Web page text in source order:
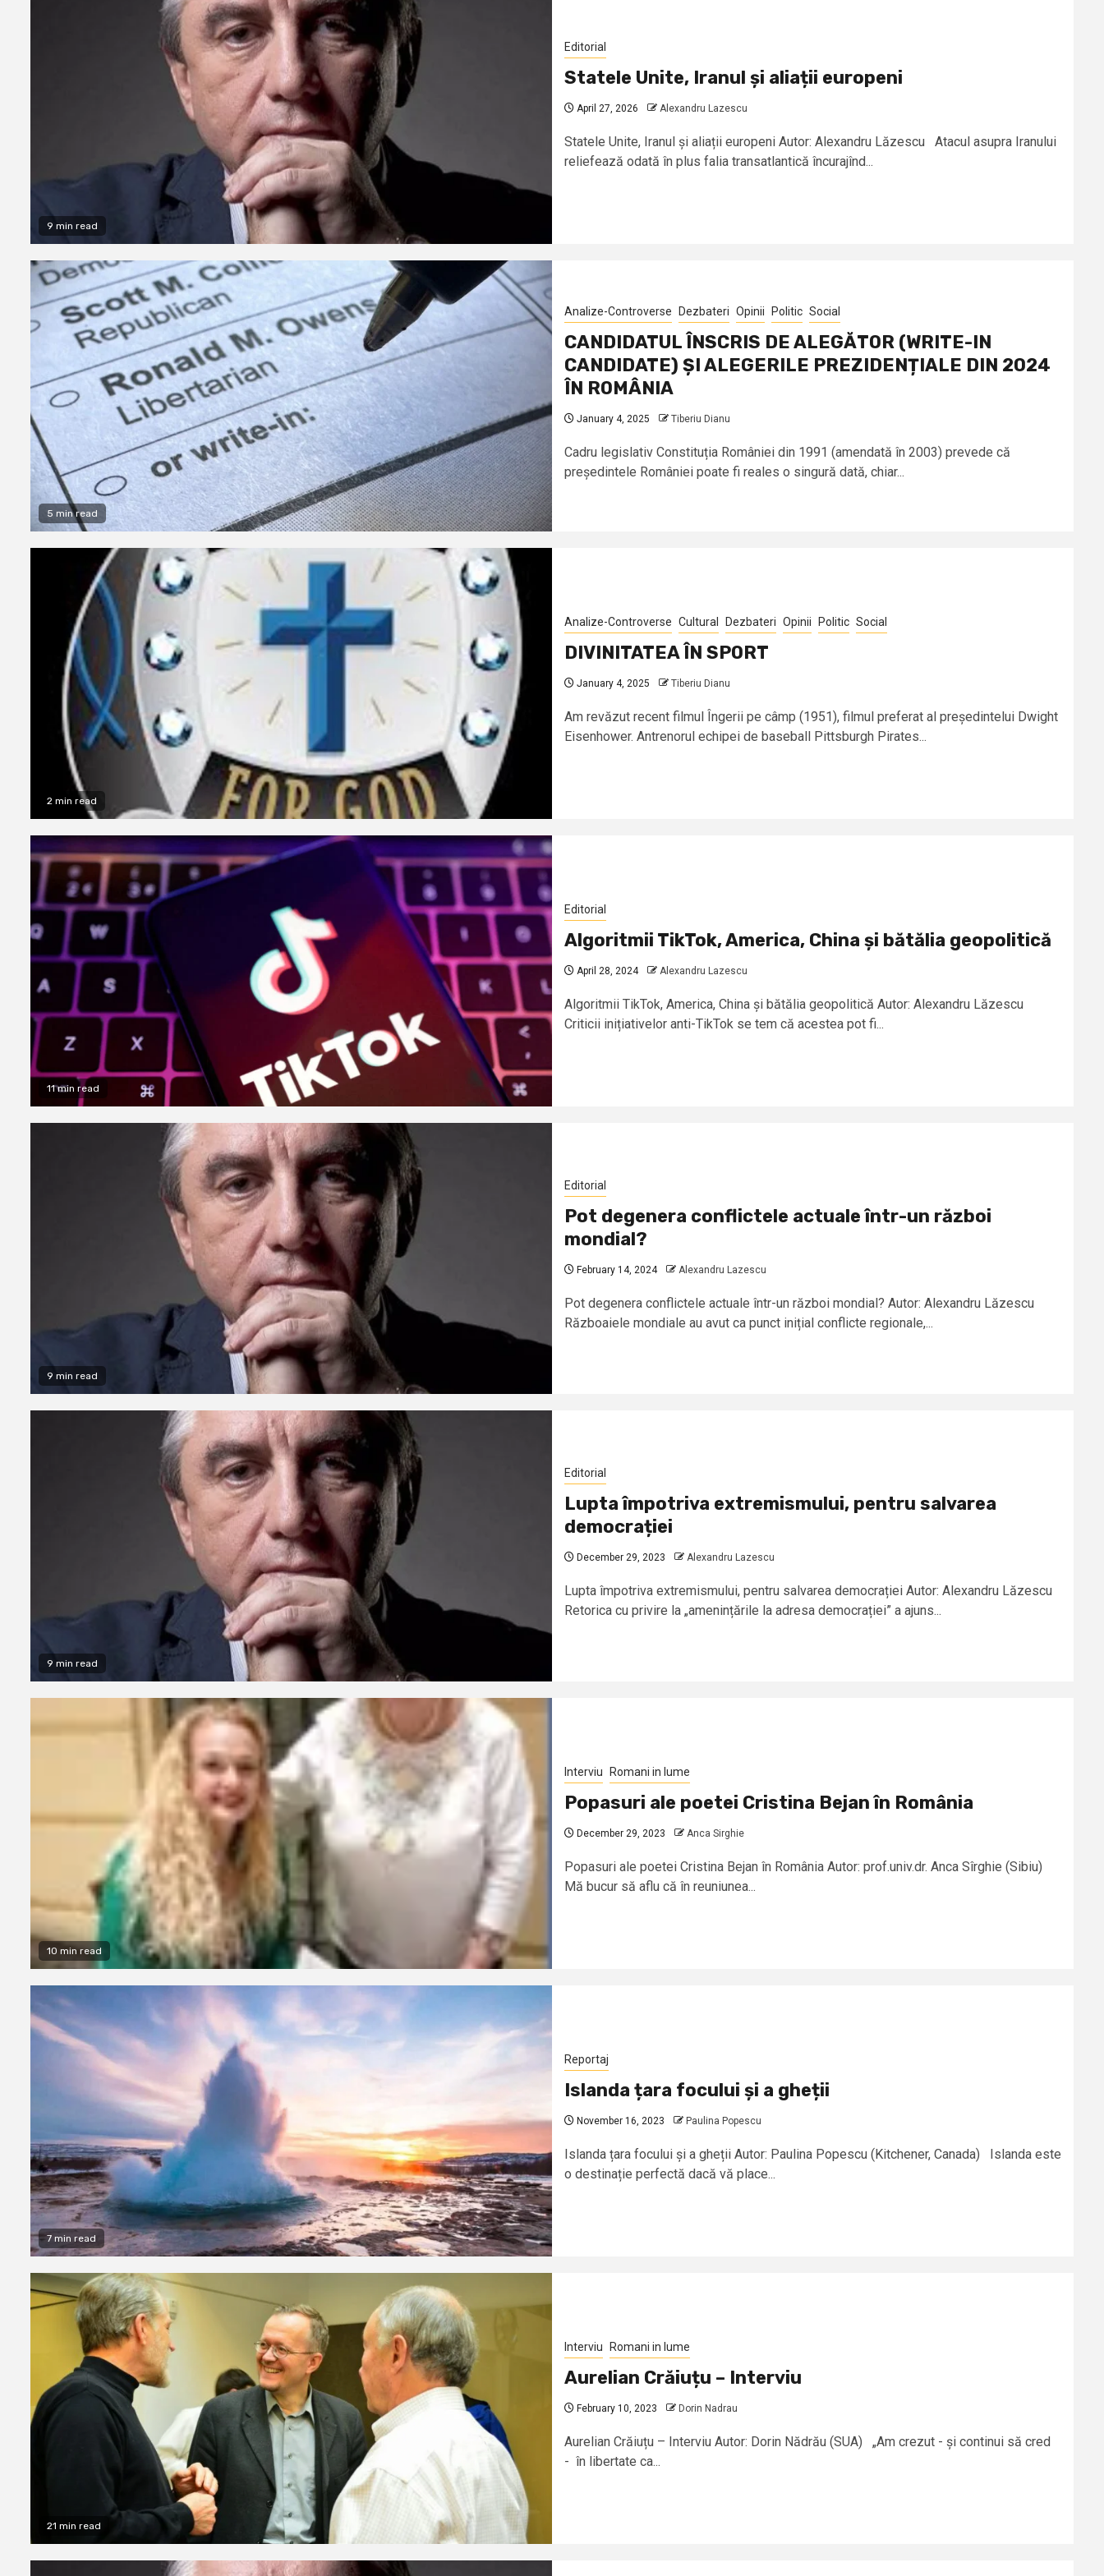
9 min read
Editorial
Statele Unite, Iranul și aliații europeni
April 27, 2026 Alexandru Lazescu
Statele Unite, Iranul și aliații europeni Autor: Alexandru Lăzescu Atacul asupra Iranului
reliefează odată în plus falia transatlantică încurajînd...
5 min read
Analize-Controverse Dezbateri Opinii Politic Social
CANDIDATUL ÎNSCRIS DE ALEGĂTOR (WRITE-IN
CANDIDATE) ȘI ALEGERILE PREZIDENȚIALE DIN 2024
ÎN ROMÂNIA
January 4, 2025 Tiberiu Dianu
Cadru legislativ Constituția României din 1991 (amendată în 2003) prevede că
președintele României poate fi reales o singură dată, chiar...
2 min read
Analize-Controverse Cultural Dezbateri Opinii Politic Social
DIVINITATEA ÎN SPORT
January 4, 2025 Tiberiu Dianu
Am revăzut recent filmul Îngerii pe câmp (1951), filmul preferat al președintelui Dwight
Eisenhower. Antrenorul echipei de baseball Pittsburgh Pirates...
11 min read
Editorial
Algoritmii TikTok, America, China și bătălia geopolitică
April 28, 2024 Alexandru Lazescu
Algoritmii TikTok, America, China și bătălia geopolitică Autor: Alexandru Lăzescu
Criticii inițiativelor anti-TikTok se tem că acestea pot fi...
9 min read
Editorial
Pot degenera conflictele actuale într-un război
mondial?
February 14, 2024 Alexandru Lazescu
Pot degenera conflictele actuale într-un război mondial? Autor: Alexandru Lăzescu
Războaiele mondiale au avut ca punct inițial conflicte regionale,...
9 min read
Editorial
Lupta împotriva extremismului, pentru salvarea
democrației
December 29, 2023 Alexandru Lazescu
Lupta împotriva extremismului, pentru salvarea democrației Autor: Alexandru Lăzescu
Retorica cu privire la „amenințările la adresa democrației” a ajuns...
10 min read
Interviu Romani in lume
Popasuri ale poetei Cristina Bejan în România
December 29, 2023 Anca Sirghie
Popasuri ale poetei Cristina Bejan în România Autor: prof.univ.dr. Anca Sîrghie (Sibiu)
Mă bucur să aflu că în reuniunea...
7 min read
Reportaj
Islanda țara focului și a gheții
November 16, 2023 Paulina Popescu
Islanda țara focului și a gheții Autor: Paulina Popescu (Kitchener, Canada) Islanda este
o destinație perfectă dacă vă place...
21 min read
Interviu Romani in lume
Aurelian Crăiuțu – Interviu
February 10, 2023 Dorin Nadrau
Aurelian Crăiuțu – Interviu Autor: Dorin Nădrău (SUA) „Am crezut - și continui să cred
- în libertate ca...